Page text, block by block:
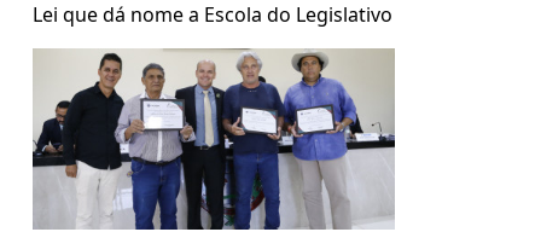
Lei que dá nome a Escola do Legislativo